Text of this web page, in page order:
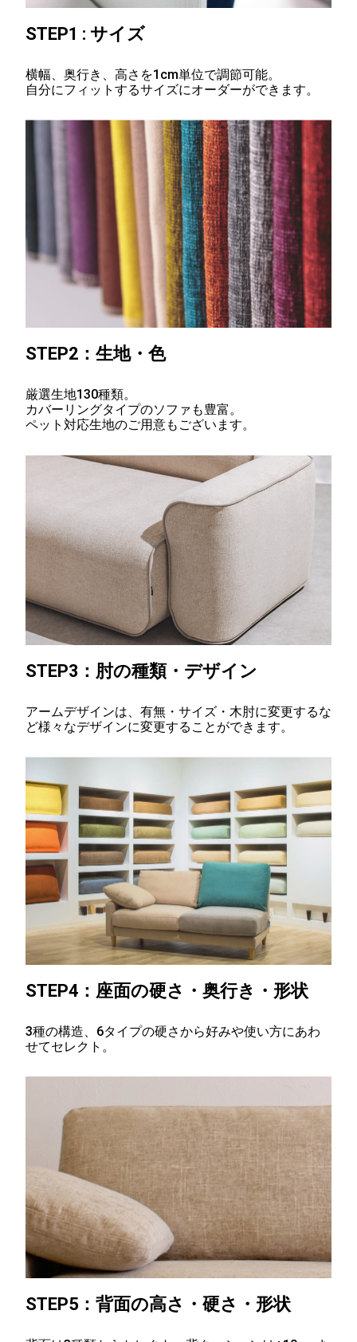
STEP1 : サイズ
横幅、奥行き、高さを1cm単位で調節可能。
自分にフィットするサイズにオーダーができます。
STEP2：生地・色
厳選生地130種類。
カバーリングタイプのソファも豊富。
ペット対応生地のご用意もございます。
STEP3： 肘の種類・デザイン
アームデザインは、有無・サイズ・木肘に変更するな
ど様々なデザインに変更することができます。
STEP4： 座面の硬さ・奥行き・形状
3種の構造、6タイプの硬さから好みや使い方にあわ
せてセレクト。
STEP5： 背面の高さ・硬さ・形状